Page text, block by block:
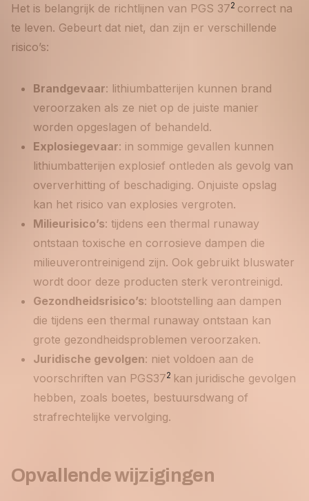
Het is belangrijk de richtlijnen van PGS 372 correct na
te leven. Gebeurt dat niet, dan zijn er verschillende
risico’s:
Brandgevaar: lithiumbatterijen kunnen brand
veroorzaken als ze niet op de juiste manier
worden opgeslagen of behandeld.
Explosiegevaar: in sommige gevallen kunnen
lithiumbatterijen explosief ontleden als gevolg van
oververhitting of beschadiging. Onjuiste opslag
kan het risico van explosies vergroten.
Milieurisico’s: tijdens een thermal runaway
ontstaan toxische en corrosieve dampen die
milieuverontreinigend zijn. Ook gebruikt bluswater
wordt door deze producten sterk verontreinigd.
Gezondheidsrisico’s: blootstelling aan dampen
die tijdens een thermal runaway ontstaan kan
grote gezondheidsproblemen veroorzaken.
Juridische gevolgen: niet voldoen aan de
voorschriften van PGS372 kan juridische gevolgen
hebben, zoals boetes, bestuursdwang of
strafrechtelijke vervolging.
Opvallende wijzigingen